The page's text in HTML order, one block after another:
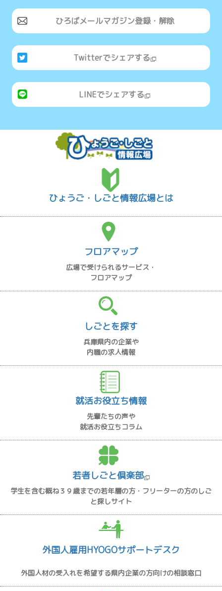
ひろばメールマガジン登録・解除
Twitterでシェアする
LINEでシェアする
ひょうご・しごと情報広場とは
フロアマップ
広場で受けられるサービス・
フロアマップ
しごとを探す
兵庫県内の企業や
内職の求人情報
就活お役立ち情報
先輩たちの声や
就活お役立ちコラム
若者しごと倶楽部
学生を含む概ね３９歳までの若年層の方・フリーターの方のしご
と探しサイト
外国人雇用HYOGOサポートデスク
外国人材の受入れを希望する県内企業の方向けの相談窓口